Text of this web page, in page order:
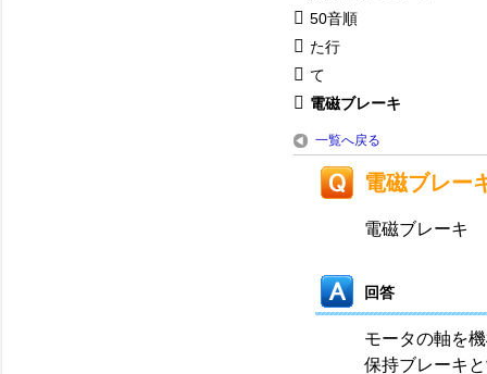
50音順
た行
て
電磁ブレーキ
一覧へ戻る
電磁ブレー
電磁ブレーキ
回答
モータの軸を
保持ブレーキ